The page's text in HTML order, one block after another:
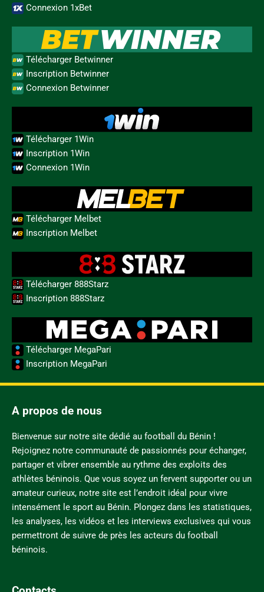
Connexion 1xBet
Télécharger Betwinner
Inscription Betwinner
Connexion Betwinner
Télécharger 1Win
Inscription 1Win
Connexion 1Win
Télécharger Melbet
Inscription Melbet
Télécharger 888Starz
Inscription 888Starz
Télécharger MegaPari
Inscription MegaPari
A propos de nous
Bienvenue sur notre site dédié au football du Bénin !
Rejoignez notre communauté de passionnés pour échanger,
partager et vibrer ensemble au rythme des exploits des
athlètes béninois. Que vous soyez un fervent supporter ou un
amateur curieux, notre site est l’endroit idéal pour vivre
intensément le sport au Bénin. Plongez dans les statistiques,
les analyses, les vidéos et les interviews exclusives qui vous
permettront de suivre de près les acteurs du football
béninois.